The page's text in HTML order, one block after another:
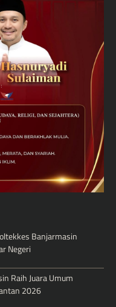
Banjarmasin
Negeri
Raih Juara Umum
2026